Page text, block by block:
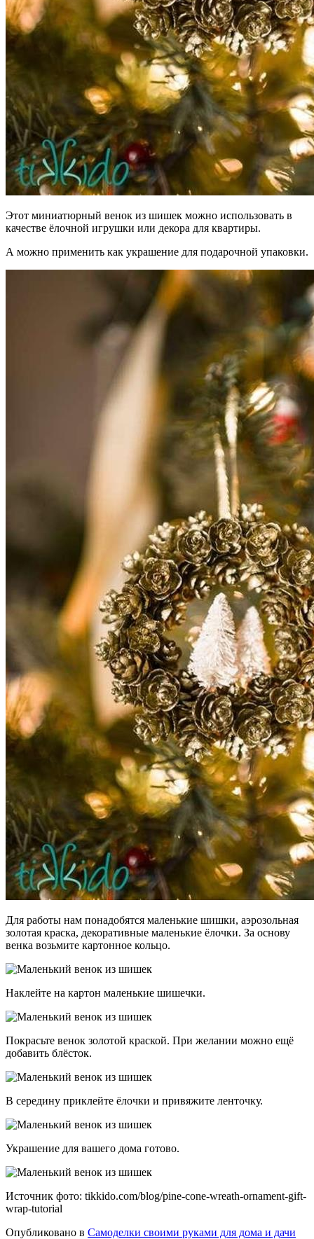
Этот миниатюрный венок из шишек можно использовать в
качестве ёлочной игрушки или декора для квартиры.
А можно применить как украшение для подарочной упаковки.
Для работы нам понадобятся маленькие шишки, аэрозольная
золотая краска, декоративные маленькие ёлочки. За основу
венка возьмите картонное кольцо.
Наклейте на картон маленькие шишечки.
Покрасьте венок золотой краской. При желании можно ещё
добавить блёсток.
В середину приклейте ёлочки и привяжите ленточку.
Украшение для вашего дома готово.
Источник фото: tikkido.com/blog/pine-cone-wreath-ornament-gift-
wrap-tutorial
Опубликовано в Самоделки своими руками для дома и дачи